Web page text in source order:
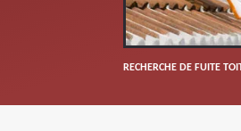
RECHERCHE DE FUITE